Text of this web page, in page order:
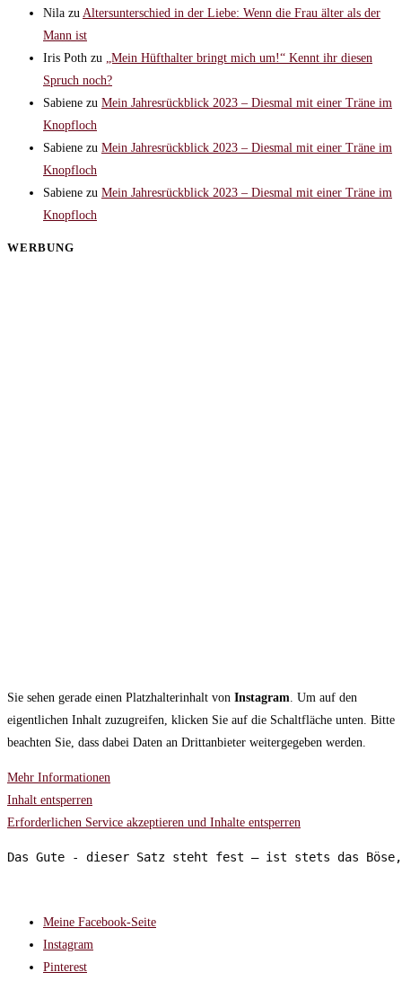
Nila zu Altersunterschied in der Liebe: Wenn die Frau älter als der
Mann ist
Iris Poth zu
„Mein Hüfthalter bringt mich um!“ Kennt ihr diesen
Spruch noch?
Sabiene zu Mein Jahresrückblick 2023 – Diesmal mit einer Träne im
Knopfloch
Sabiene zu Mein Jahresrückblick 2023 – Diesmal mit einer Träne im
Knopfloch
Sabiene zu Mein Jahresrückblick 2023 – Diesmal mit einer Träne im
Knopfloch
WERBUNG
Sie sehen gerade einen Platzhalterinhalt von Instagram . Um auf den
eigentlichen Inhalt zuzugreifen, klicken Sie auf die Schaltfläche unten. Bitte
beachten Sie, dass dabei Daten an Drittanbieter weitergegeben werden.
Mehr Informationen
Inhalt entsperren
Erforderlichen Service akzeptieren und Inhalte entsperren
Das Gute - dieser Satz steht fest – ist stets das Böse,
Meine Facebook-Seite
Instagram
Pinterest